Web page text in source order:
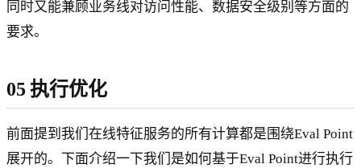
同时又能兼顾业务线对访问性能、数据安全级别等方面的
要求。
05 执行优化
前面提到我们在线特征服务的所有计算都是围绕Eval Point
展开的。下面介绍一下我们是如何基于Eval Point进行执行